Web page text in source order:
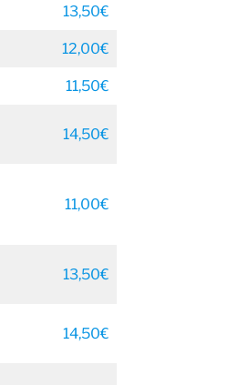
13,50€
12,00€
11,50€
14,50€
11,00€
13,50€
14,50€